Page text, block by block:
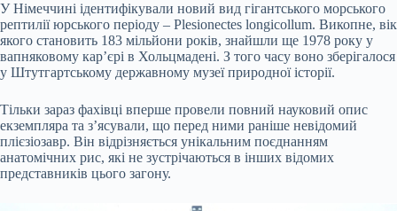
У Німеччині ідентифікували новий вид гігантського морського
рептилії юрського періоду – Plesionectes longicollum. Викопне, вік
якого становить 183 мільйони років, знайшли ще 1978 року у
вапняковому кар’єрі в Хольцмадені. З того часу воно зберігалося
у Штутгартському державному музеї природної історії.
Тільки зараз фахівці вперше провели повний науковий опис
екземпляра та з’ясували, що перед ними раніше невідомий
плієзіозавр. Він відрізняється унікальним поєднанням
анатомічних рис, які не зустрічаються в інших відомих
представників цього загону.